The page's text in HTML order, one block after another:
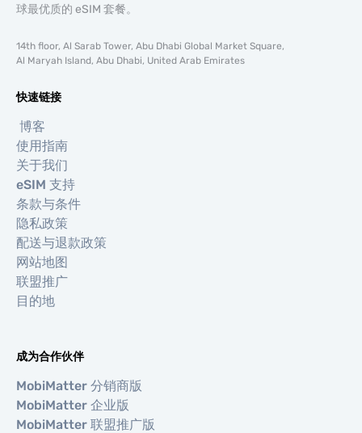
球最优质的 eSIM 套餐。
14th floor, Al Sarab Tower, Abu Dhabi Global Market Square,
Al Maryah Island, Abu Dhabi, United Arab Emirates
快速链接
博客
使用指南
关于我们
eSIM 支持
条款与条件
隐私政策
配送与退款政策
网站地图
联盟推广
目的地
成为合作伙伴
MobiMatter 分销商版
MobiMatter 企业版
MobiMatter 联盟推广版